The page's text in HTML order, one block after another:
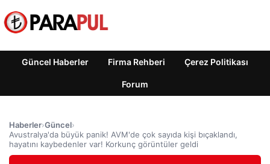
Güncel Haberler Firma Rehberi Çerez Politikası
Forum
Haberler›Güncel›
Avustralya'da büyük panik! AVM'de çok sayıda kişi bıçaklandı,
hayatını kaybedenler var! Korkunç görüntüler geldi